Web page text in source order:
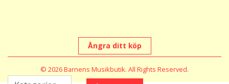
Ångra ditt köp
© 2026 Barnens Musikbutik. All Rights Reserved.